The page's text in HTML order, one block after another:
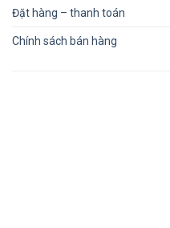
Đặt hàng – thanh toán
Chính sách bán hàng